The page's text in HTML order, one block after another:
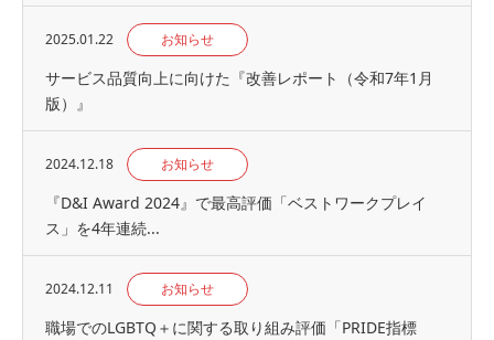
2025.01.22 お知らせ
サービス品質向上に向けた『改善レポート（令和7年1月
版）』
2024.12.18 お知らせ
『D&I Award 2024』で最高評価「ベストワークプレイ
ス」を4年連続...
2024.12.11 お知らせ
職場でのLGBTQ＋に関する取り組み評価「PRIDE指標